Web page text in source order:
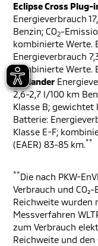
Eclipse Cross Plug-
Energieverbrauch
Benzin; CO2-
kombinierte Werte.
Energieverbrauch
kombinierte Werte.
Outlander
2,6-2,7 l/100 km
Klasse B;
Batterie:
Klasse E-F;
(EAER) 83-85 km.**
**Die nach PKW-
Verbrauch und
Reichweite wurden
Messverfahren
zum Verbrauch
Reichweite und den